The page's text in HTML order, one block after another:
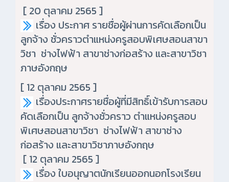
[ 20 ตุลาคม 2565 ]
เรื่อง ประกาศ รายชื่อผู้ผ่านการคัดเลือกเป็น
ลูกจ้าง ชั่วคราวตำแหน่งครูสอบพิเศษสอนสาขา
วิชา ช่างไฟฟ้า สาขาช่างก่อสร้าง และสาขาวิชา
ภาษอังกฤษ
[ 12 ตุลาคม 2565 ]
เรื่องประกาศรายชื่อผู้ที่มีสิทธิ์เข้ารับการสอบ
คัดเลือกเป็น ลูกจ้างชั่วคราว ตำแหน่งครูสอบ
พิเศษสอนสาขาวิชา ช่างไฟฟ้า สาขาช่าง
ก่อสร้าง และสาขาวิชาภาษอังกฤษ
[ 12 ตุลาคม 2565 ]
เรื่อง ใบอนุญาตนักเรียนออกนอกโรงเรียน